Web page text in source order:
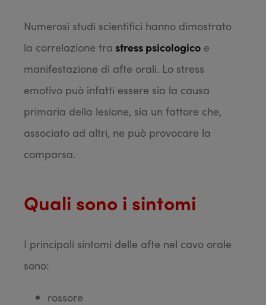
Numerosi studi scientifici hanno dimostrato
la correlazione tra stress psicologico e
manifestazione di afte orali. Lo stress
emotivo può infatti essere sia la causa
primaria della lesione, sia un fattore che,
associato ad altri, ne può provocare la
comparsa.
Quali sono i sintomi
I principali sintomi delle afte nel cavo orale
sono:
rossore